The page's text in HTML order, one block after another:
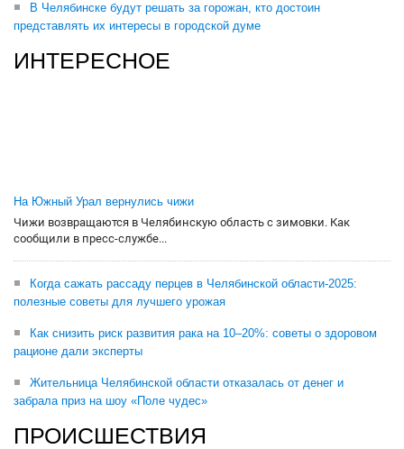
В Челябинске будут решать за горожан, кто достоин
представлять их интересы в городской думе
ИНТЕРЕСНОЕ
На Южный Урал вернулись чижи
Чижи возвращаются в Челябинскую область с зимовки. Как
сообщили в пресс-службе...
Когда сажать рассаду перцев в Челябинской области-2025:
полезные советы для лучшего урожая
Как снизить риск развития рака на 10–20%: советы о здоровом
рационе дали эксперты
Жительница Челябинской области отказалась от денег и
забрала приз на шоу «Поле чудес»
ПРОИСШЕСТВИЯ